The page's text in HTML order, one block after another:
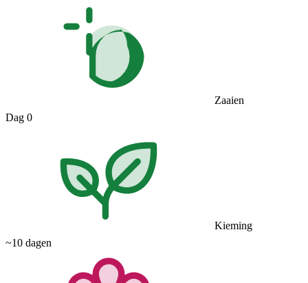
Zaaien
Dag 0
Kieming
~10 dagen